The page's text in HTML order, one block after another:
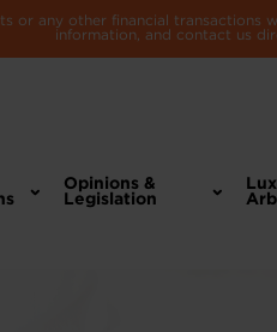
or any other financial
information, and contact us
Opinions &
Legislation